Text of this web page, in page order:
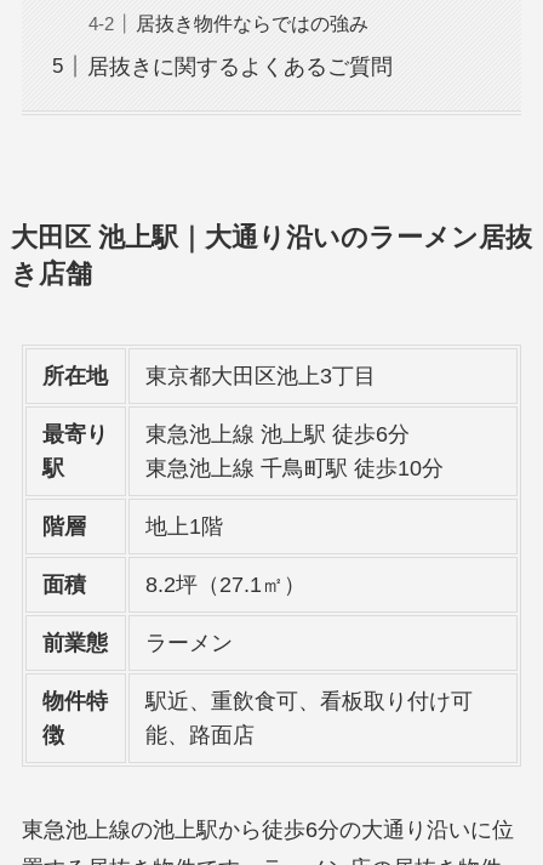
居抜き物件ならではの強み
居抜きに関するよくあるご質問
大田区 池上駅｜大通り沿いのラーメン居抜
き店舗
所在地 東京都大田区池上3丁目
最寄り
駅
東急池上線 池上駅 徒歩6分
東急池上線 千鳥町駅 徒歩10分
階層 地上1階
面積 8.2坪（27.1㎡）
前業態 ラーメン
物件特
徴
駅近、重飲食可、看板取り付け可
能、路面店
東急池上線の池上駅から徒歩6分の大通り沿いに位